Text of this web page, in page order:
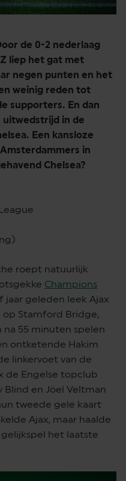
de 0-2 nederlaag
liep het gat met
negen punten en het
weinig reden tot
supporters. En dan
uitwedstrijd in de
Een kansloze
in
Chelsea?
roept natuurlijk
Champions
jaar geleden leek Ajax
op Stamford Bridge,
55 minuten spelen
ontketende Hakim
linkervoet van de
de Engelse topclub
Blind en Jöel Veltman
tweede gele kaart
Ajax, maar haalde
het laatste